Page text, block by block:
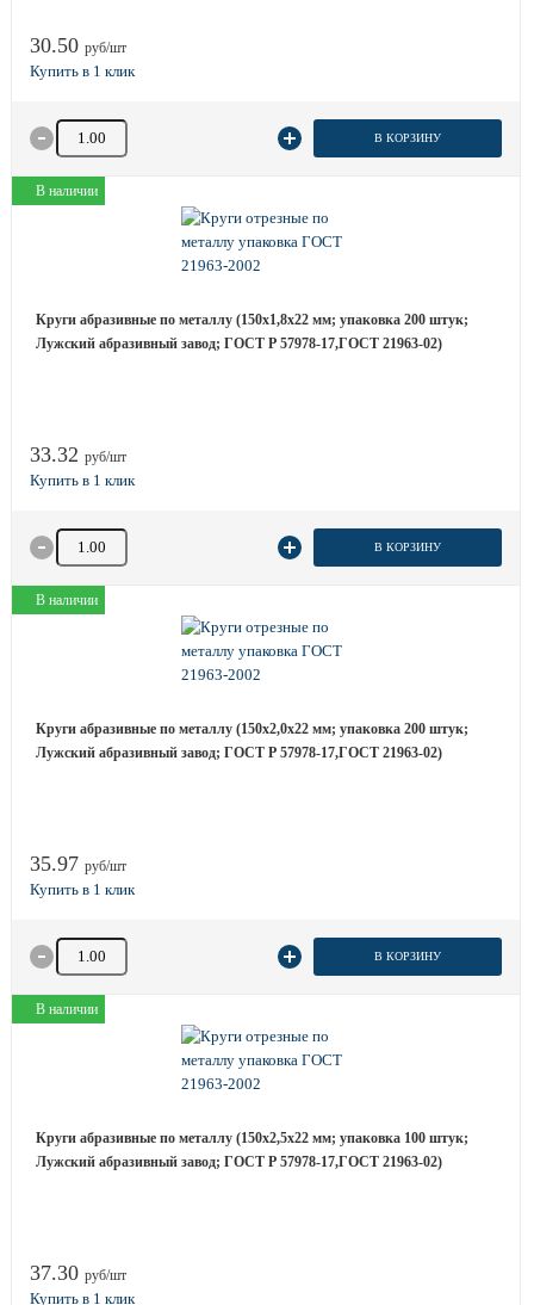
30.50 руб/шт
Количество товара В КОРЗИНУ
В наличии
Круги абразивные по металлу (150х1,8х22 мм; упаковка 200 штук;
Лужский абразивный завод; ГОСТ Р 57978-17,ГОСТ 21963-02)
33.32 руб/шт
Количество товара В КОРЗИНУ
В наличии
Круги абразивные по металлу (150х2,0х22 мм; упаковка 200 штук;
Лужский абразивный завод; ГОСТ Р 57978-17,ГОСТ 21963-02)
35.97 руб/шт
Количество товара В КОРЗИНУ
В наличии
Круги абразивные по металлу (150х2,5х22 мм; упаковка 100 штук;
Лужский абразивный завод; ГОСТ Р 57978-17,ГОСТ 21963-02)
37.30 руб/шт